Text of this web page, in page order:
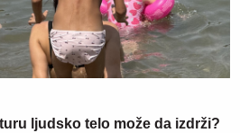
ljudsko telo može da izdrži?